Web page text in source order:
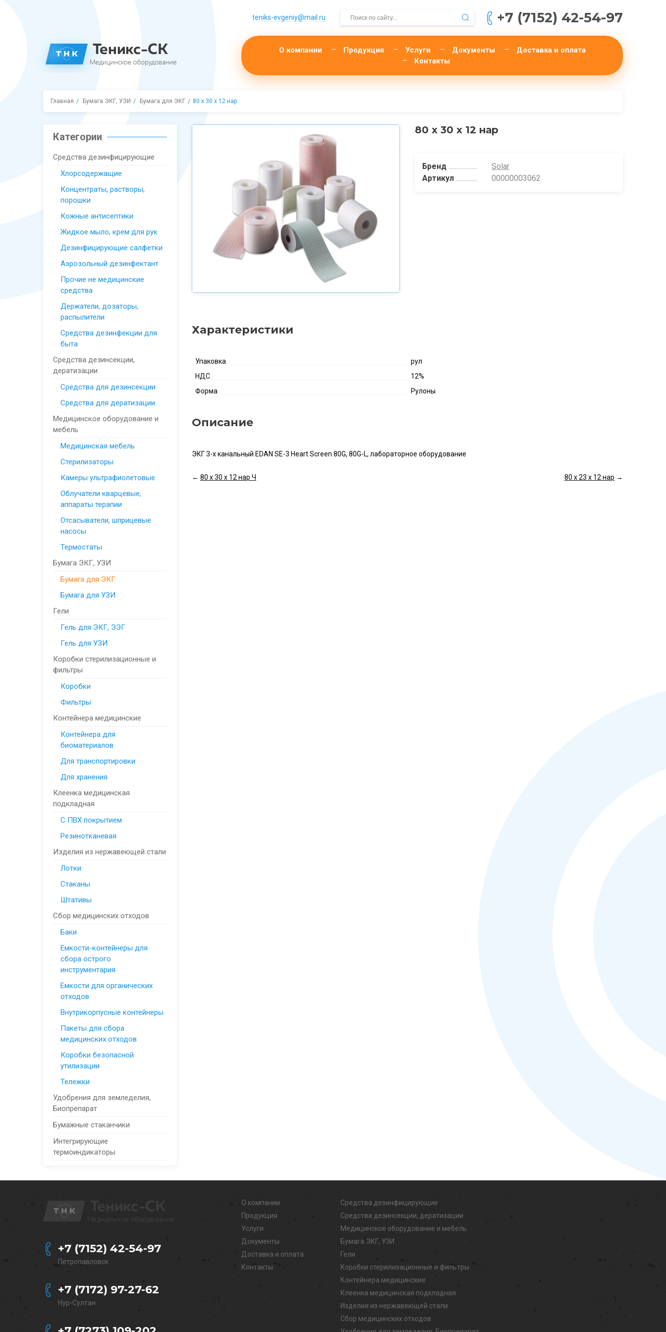
teniks-evgeniy@mail.­ru +7 (7152) 42-54-97
О компании Продукция Услуги Документы
Доставка и оплата
Контакты
Главная Бумага ЭКГ, УЗИ Бумага для ЭКГ 80 х 30 х 12 нар
Категории
Средства дезинфицирующие
Хлорсодержащие
Концентраты, растворы,
порошки
Кожные антисептики
Жидкое мыло, крем для рук
Дезинфицирующие салфетки
Аэрозольный дезинфектант
Прочие не медицинские
средства
Держатели, дозаторы,
распылители
Средства дезинфекции для
быта
Средства дезинсекции,
дератизации
Средства для дезинсекции
Средства для дератизации
Медицинское оборудование и
мебель
Медицинская мебель
Стерилизаторы
Камеры ультрафиолетовые
Облучатели кварцевые,
аппараты терапии
Отсасыватели, шприцевые
насосы
Термостаты
Бумага ЭКГ, УЗИ
Бумага для ЭКГ
Бумага для УЗИ
Гели
Гель для ЭКГ, ЭЭГ
Гель для УЗИ
Коробки стерилизационные и
фильтры
Коробки
Фильтры
Контейнера медицинские
Контейнера для
биоматериалов
Для транспортировки
Для хранения
Клеенка медицинская
подкладная
С ПВХ покрытием
Резинотканевая
Изделия из нержавеющей стали
Лотки
Стаканы
Штативы
Сбор медицинских отходов
Баки
Емкости-контейнеры для
сбора острого
инструментария
Емкости для органических
отходов
Внутрикорпусные контейнеры
Пакеты для сбора
медицинских отходов
Коробки безопасной
утилизации
Тележки
Удобрения для земледелия,
Биопрепарат
Бумажные стаканчики
Интегрирующие
термоиндикаторы
80 х 30 х 12 нар
Бренд
Solar
Артикул
00000003062
Характеристики
Упаковка
рул
НДС
12%
Форма
Рулоны
Описание
ЭКГ 3-х канальный EDAN SE-3 Heart Screen 80G, 80G-L, лабораторное оборудование
← 80 х 30 х 12 нар Ч 80 х 23 х 12 нар →
+7 (7152) 42-54-97
Петропавловск
+7 (7172) 97-27-62
Нур-Султан
О компании
Продукция
Услуги
Документы
Доставка и оплата
Контакты
Средства дезинфицирующие
Средства дезинсекции, дератизации
Медицинское оборудование и мебель
Бумага ЭКГ, УЗИ
Гели
Коробки стерилизационные и фильтры
Контейнера медицинские
Клеенка медицинская подкладная
Изделия из нержавеющей стали
Сбор медицинских отходов